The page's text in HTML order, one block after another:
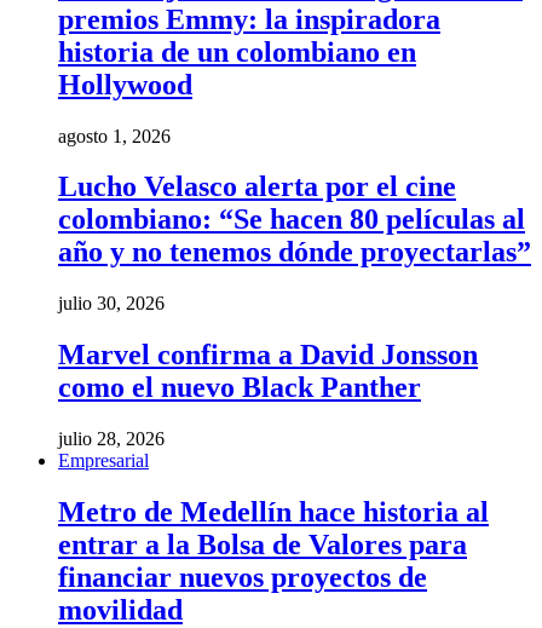
premios Emmy: la inspiradora
historia de un colombiano en
Hollywood
agosto 1, 2026
Lucho Velasco alerta por el cine
colombiano: “Se hacen 80 películas al
año y no tenemos dónde proyectarlas”
julio 30, 2026
Marvel confirma a David Jonsson
como el nuevo Black Panther
julio 28, 2026
Empresarial
Metro de Medellín hace historia al
entrar a la Bolsa de Valores para
financiar nuevos proyectos de
movilidad